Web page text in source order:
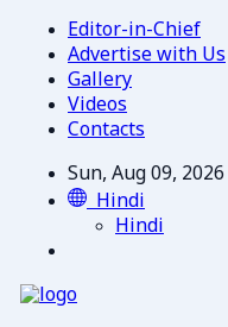
Editor-in-Chief
Advertise with Us
Gallery
Videos
Contacts
Sun, Aug 09,
Hindi
Hindi